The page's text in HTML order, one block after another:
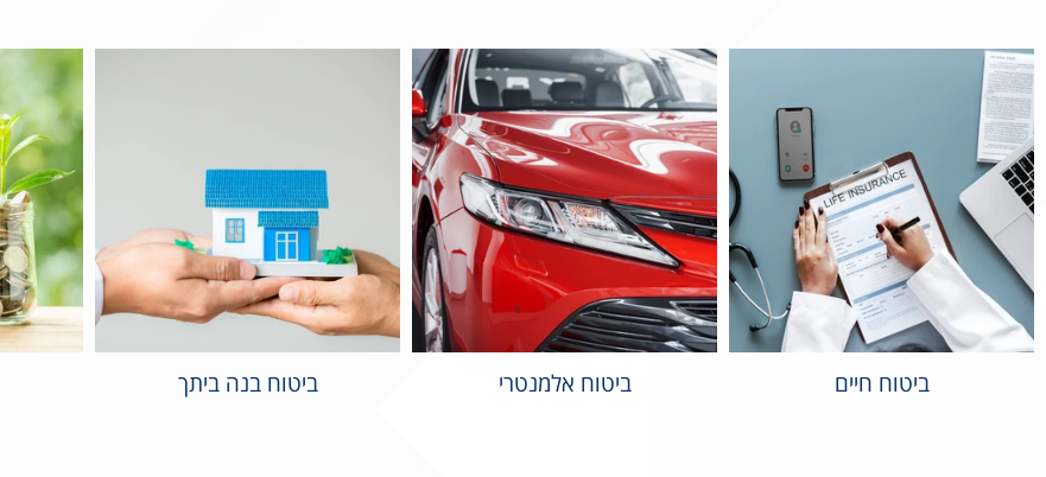
ביטוח חיים ביטוח אלמנטרי ביטוח בנה ביתך